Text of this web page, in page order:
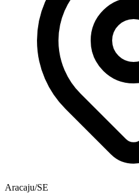
Aracaju/SE